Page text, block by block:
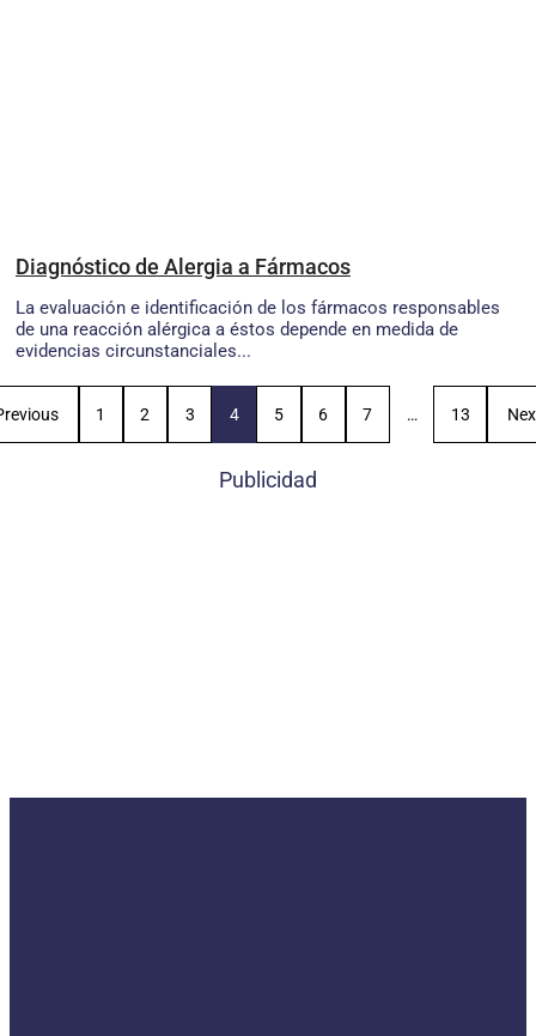
Diagnóstico de Alergia a Fármacos
La evaluación e identificación de los fármacos responsables
de una reacción alérgica a éstos depende en medida de
evidencias circunstanciales...
1 2 3 4 5 6 7 … 13
Publicidad